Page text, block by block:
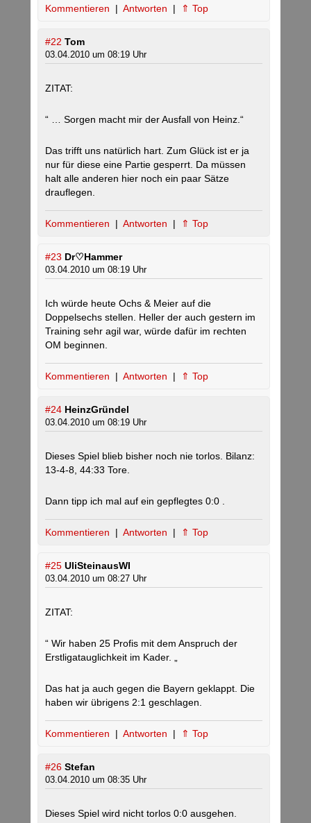
Kommentieren | Antworten | ⇑ Top
#22 Tom
03.04.2010 um 08:19 Uhr
ZITAT:
“ … Sorgen macht mir der Ausfall von Heinz.“
Das trifft uns natürlich hart. Zum Glück ist er ja
nur für diese eine Partie gesperrt. Da müssen
halt alle anderen hier noch ein paar Sätze
drauflegen.
Kommentieren | Antworten | ⇑ Top
#23 Dr♡Hammer
03.04.2010 um 08:19 Uhr
Ich würde heute Ochs & Meier auf die
Doppelsechs stellen. Heller der auch gestern im
Training sehr agil war, würde dafür im rechten
OM beginnen.
Kommentieren | Antworten | ⇑ Top
#24 HeinzGründel
03.04.2010 um 08:19 Uhr
Dieses Spiel blieb bisher noch nie torlos. Bilanz:
13-4-8, 44:33 Tore.
Dann tipp ich mal auf ein gepflegtes 0:0 .
Kommentieren | Antworten | ⇑ Top
#25 UliSteinausWI
03.04.2010 um 08:27 Uhr
ZITAT:
“ Wir haben 25 Profis mit dem Anspruch der
Erstligatauglichkeit im Kader. „
Das hat ja auch gegen die Bayern geklappt. Die
haben wir übrigens 2:1 geschlagen.
Kommentieren | Antworten | ⇑ Top
#26 Stefan
03.04.2010 um 08:35 Uhr
Dieses Spiel wird nicht torlos 0:0 ausgehen.